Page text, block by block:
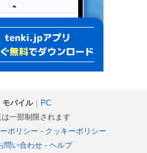
モバイル｜ PC
一部制限されます
ポリシー - クッキーポリシー
問い合わせ- ヘルプ